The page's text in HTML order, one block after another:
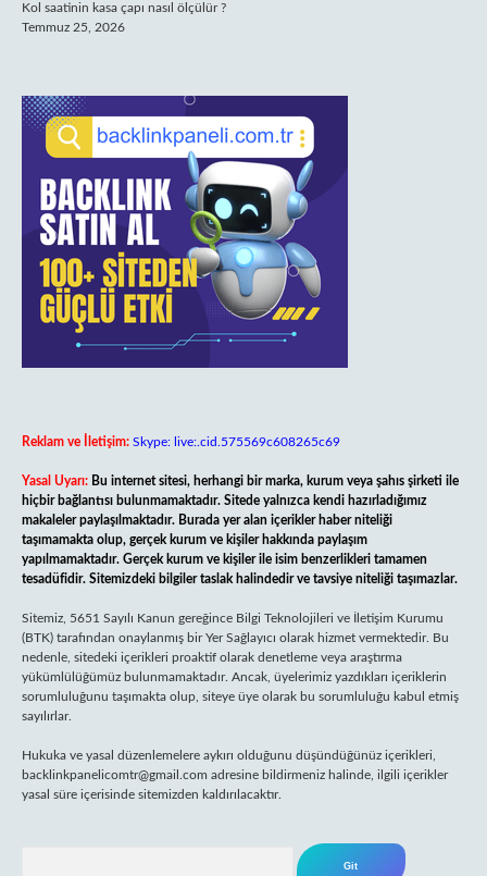
Kol saatinin kasa çapı nasıl ölçülür ?
Temmuz 25, 2026
Reklam ve İletişim: Skype: live:.cid.575569c608265c69
Yasal Uyarı: Bu internet sitesi, herhangi bir marka, kurum veya şahıs şirketi ile
hiçbir bağlantısı bulunmamaktadır. Sitede yalnızca kendi hazırladığımız
makaleler paylaşılmaktadır. Burada yer alan içerikler haber niteliği
taşımamakta olup, gerçek kurum ve kişiler hakkında paylaşım
yapılmamaktadır. Gerçek kurum ve kişiler ile isim benzerlikleri tamamen
tesadüfidir. Sitemizdeki bilgiler taslak halindedir ve tavsiye niteliği taşımazlar.
Sitemiz, 5651 Sayılı Kanun gereğince Bilgi Teknolojileri ve İletişim Kurumu
(BTK) tarafından onaylanmış bir Yer Sağlayıcı olarak hizmet vermektedir. Bu
nedenle, sitedeki içerikleri proaktif olarak denetleme veya araştırma
yükümlülüğümüz bulunmamaktadır. Ancak, üyelerimiz yazdıkları içeriklerin
sorumluluğunu taşımakta olup, siteye üye olarak bu sorumluluğu kabul etmiş
sayılırlar.
Hukuka ve yasal düzenlemelere aykırı olduğunu düşündüğünüz içerikleri,
backlinkpanelicomtr@gmail.com adresine bildirmeniz halinde, ilgili içerikler
yasal süre içerisinde sitemizden kaldırılacaktır.